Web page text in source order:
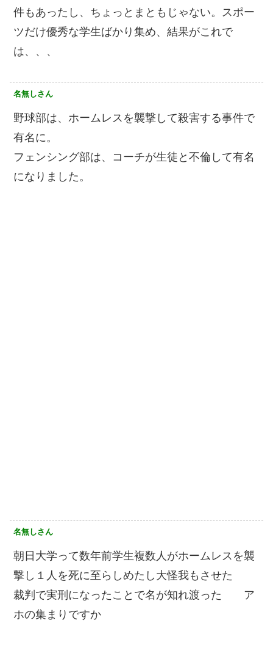
件もあったし、ちょっとまともじゃない。スポー
ツだけ優秀な学生ばかり集め、結果がこれで
は、、、
名無しさん
野球部は、ホームレスを襲撃して殺害する事件で
有名に。
フェンシング部は、コーチが生徒と不倫して有名
になりました。
名無しさん
朝日大学って数年前学生複数人がホームレスを襲
撃し１人を死に至らしめたし大怪我もさせた
裁判で実刑になったことで名が知れ渡った ア
ホの集まりですか